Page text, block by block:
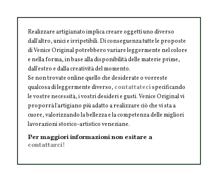
Realizzare artigianato implica creare oggetti uno diverso
dall'altro, unici e irripetibili. Di conseguenza tutte le proposte
di Venice Original potrebbero variare leggermente nel colore
e nella forma, in base alla disponibilità delle materie prime,
dall'estro e dalla creatività del momento.
Se non trovate online quello che desiderate o vorreste
qualcosa di leggermente diverso, contattatecispecificando
le vostre necessità, i vostri desideri e gusti. Venice Original vi
proporrà l'artigiano più adatto a realizzare ciò che vi sta a
cuore, valorizzando la bellezza e la competenza delle migliori
lavorazioni storico-artistico veneziane.
Per maggiori informazioni non esitare a
contattarci!